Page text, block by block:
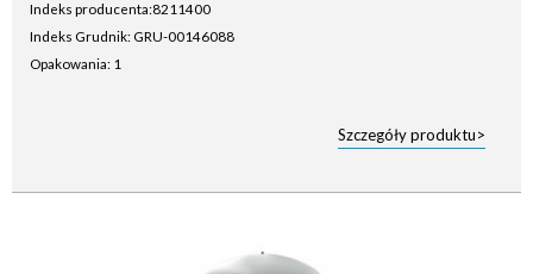
Indeks producenta:8211400
Indeks Grudnik: GRU-00146088
Opakowania: 1
Szczegóły produktu>